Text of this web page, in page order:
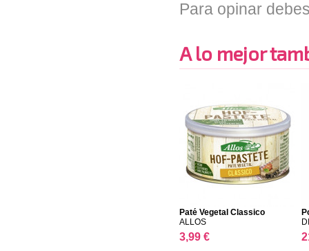
Para opinar
A lo mejor
Paté Vegetal Classico
ALLOS
3,99 €